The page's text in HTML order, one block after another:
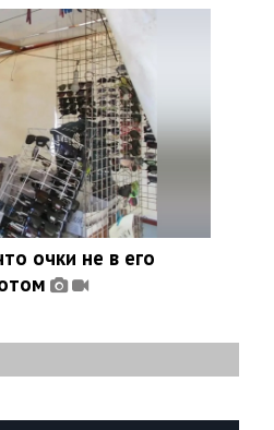
очки не в его